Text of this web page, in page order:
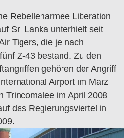
Rebellenarmee Liberation
Sri Lanka unterhielt seit
Tigers, die je nach
Z-43 bestand. Zu den
gehören der Angriff
Airport im März
Trincomalee im April 2008
das Regierungsviertel in